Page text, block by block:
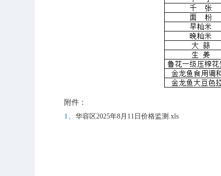
附件：
1、 华容区2025年8月11日价格监测.xls